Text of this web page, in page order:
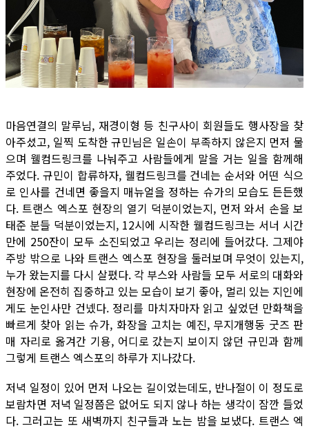
마음연결의 말루님, 재경이형 등 친구사이 회원들도 행사장을 찾
아주셨고, 일찍 도착한 규민님은 일손이 부족하지 않은지 먼저 물
으며 웰컴드링크를 나눠주고 사람들에게 말을 거는 일을 함께해
주었다. 규민이 합류하자, 웰컴드링크를 건네는 순서와 어떤 식으
로 인사를 건네면 좋을지 매뉴얼을 정하는 슈가의 모습도 든든했
다. 트랜스 엑스포 현장의 열기 덕분이었는지, 먼저 와서 손을 보
태준 분들 덕분이었는지, 12시에 시작한 웰컴드링크는 서너 시간
만에 250잔이 모두 소진되었고 우리는 정리에 들어갔다. 그제야
주방 밖으로 나와 트랜스 엑스포 현장을 둘러보며 무엇이 있는지,
누가 왔는지를 다시 살폈다. 각 부스와 사람들 모두 서로의 대화와
현장에 온전히 집중하고 있는 모습이 보기 좋아, 멀리 있는 지인에
게도 눈인사만 건넸다. 정리를 마치자마자 읽고 싶었던 만화책을
빠르게 찾아 읽는 슈가, 화장을 고치는 예진, 무지개행동 굿즈 판
매 자리로 옮겨간 기용, 어디로 갔는지 보이지 않던 규민과 함께
그렇게 트랜스 엑스포의 하루가 지나갔다.
저녁 일정이 있어 먼저 나오는 길이었는데도, 반나절이 이 정도로
보람차면 저녁 일정쯤은 없어도 되지 않나 하는 생각이 잠깐 들었
다. 그러고는 또 새벽까지 친구들과 노는 밤을 보냈다. 트랜스 엑